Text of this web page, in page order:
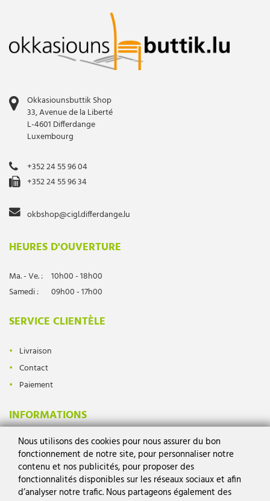
Nous utilisons des cookies pour nous assurer du bon
fonctionnement de notre site, pour personnaliser notre
contenu et nos publicités, pour proposer des
fonctionnalités disponibles sur les réseaux sociaux et afin
d’analyser notre trafic. Nous partageons également des
Okkasiounsbuttik Shop
33, Avenue de la Liberté
L-4601 Differdange
Luxembourg
+352 24 55 96 04
+352 24 55 96 34
okbshop@cigl.differdange.lu
HEURES D'OUVERTURE
Ma. - Ve. :
10h00 - 18h00
Samedi :
09h00 - 17h00
SERVICE CLIENTÈLE
Livraison
Contact
Paiement
INFORMATIONS
Protection des données
Mentions légales
Conditions générales
Droit de rétractation